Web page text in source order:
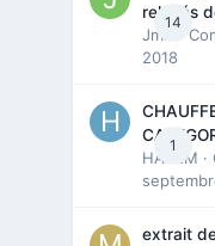
14
relevés
Jmili
·
2018
1
HAZEM
extrait